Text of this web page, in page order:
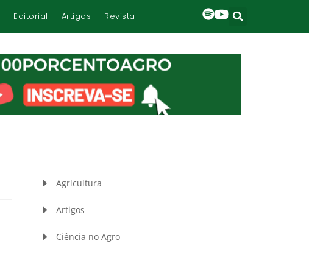
Editorial Artigos Revista
Agricultura
Artigos
Ciência no Agro